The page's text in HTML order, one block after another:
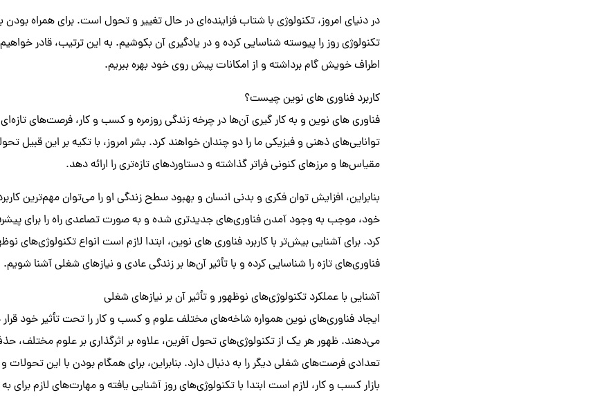
در دنیای امروز، تکنولوژی با شتاب فزاینده‌ای در حال تغییر و تحول است. برای همراه بودن
تکنولوژی روز را پیوسته شناسایی کرده و در یادگیری آن بکوشیم. به این ترتیب، قادر
اطراف خویش گام برداشته و از امکانات پیش روی خود بهره ببریم.
کاربرد فناوری های نوین چیست؟
فناوری های نوین و به کار گیری آن‌ها در چرخه زندگی روزمره و کسب و کار، فرصت‌های
توانایی‌های ذهنی و فیزیکی ما را دو چندان خواهند کرد. بشر امروز، با تکیه بر این قبیل
مقیاس‌ها و مرزهای کنونی فراتر گذاشته و دستاوردهای تازه‌تری را ارائه دهد.
بنابراین، افزایش توان فکری و بدنی انسان و بهبود سطح زندگی او را می‌توان مهم‌ترین
خود، موجب به وجود آمدن فناوری‌های جدیدتری شده و به صورت تصاعدی راه را برای
کرد. برای آشنایی بیش‌تر با کاربرد فناوری های نوین، ابتدا لازم است انواع تکنولوژی‌های
فناوری‌های تازه را شناسایی کرده و با تأثیر آن‌ها بر زندگی عادی و نیازهای شغلی آشنا شویم.
آشنایی با عملکرد تکنولوژی‌های نوظهور و تأثیر آن بر نیازهای شغلی
ایجاد فناوری‌های نوین همواره شاخه‌های مختلف علوم و کسب و کار را تحت تأثیر خود قرار
می‌دهند. ظهور هر یک از تکنولوژی‌های تحول آفرین، علاوه بر اثرگذاری بر علوم
تعدادی فرصت‌های شغلی دیگر را به دنبال دارد. بنابراین، برای همگام بودن با این تحولات
بازار کسب و کار، لازم است ابتدا با تکنولوژی‌های روز آشنایی یافته و مهارت‌های لازم برای